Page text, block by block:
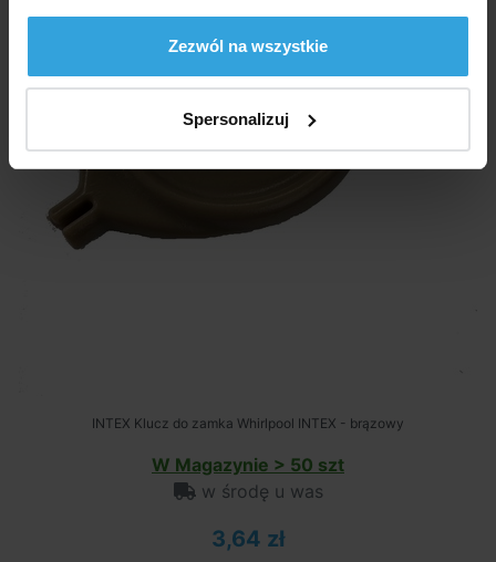
Zezwól na wszystkie
Spersonalizuj
INTEX Klucz do zamka Whirlpool INTEX - brązowy
W Magazynie > 50 szt
w środę u was
3,64 zł